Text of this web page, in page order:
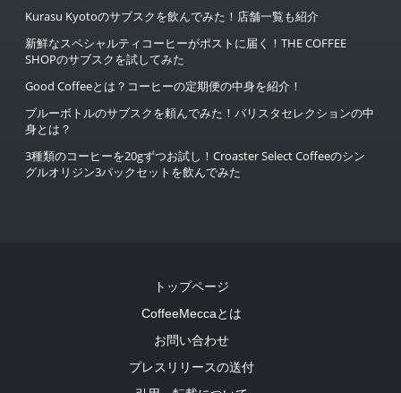
Kurasu Kyotoのサブスクを飲んでみた！店舗一覧も紹介
新鮮なスペシャルティコーヒーがポストに届く！THE COFFEE
SHOPのサブスクを試してみた
Good Coffeeとは？コーヒーの定期便の中身を紹介！
ブルーボトルのサブスクを頼んでみた！バリスタセレクションの中
身とは？
3種類のコーヒーを20gずつお試し！Croaster Select Coffeeのシン
グルオリジン3パックセットを飲んでみた
トップページ
CoffeeMeccaとは
お問い合わせ
プレスリリースの送付